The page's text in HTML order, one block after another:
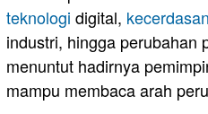
teknologi digital,
industri, hingga perubahan
menuntut hadirnya
mampu membaca arah